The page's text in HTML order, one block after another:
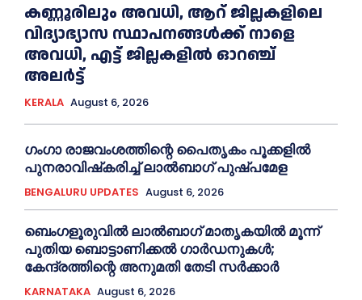
കണ്ണൂരിലും അവധി, ആറ് ജില്ലകളിലെ
വിദ്യാഭ്യാസ സ്ഥാപനങ്ങൾക്ക് നാളെ
അവധി, എട്ട് ജില്ലകളിൽ ഓറഞ്ച്
അലർട്ട്
KERALA August 6, 2026
ഗംഗാ രാജവംശത്തിന്റെ പൈതൃകം പൂക്കളിൽ
പുനരാവിഷ്‌കരിച്ച് ലാൽബാഗ് പുഷ്പമേള
BENGALURU UPDATES August 6, 2026
ബെംഗളൂരുവിൽ ലാൽബാഗ് മാതൃകയിൽ മൂന്ന്
പുതിയ ബൊട്ടാണിക്കൽ ഗാർഡനുകൾ;
കേന്ദ്രത്തിന്റെ അനുമതി തേടി സർക്കാർ
KARNATAKA August 6, 2026